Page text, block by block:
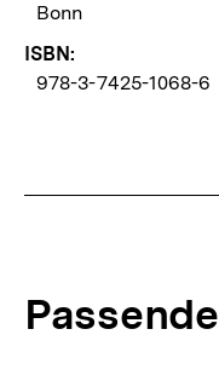
Bonn
ISBN:
978-3-7425-1068-6